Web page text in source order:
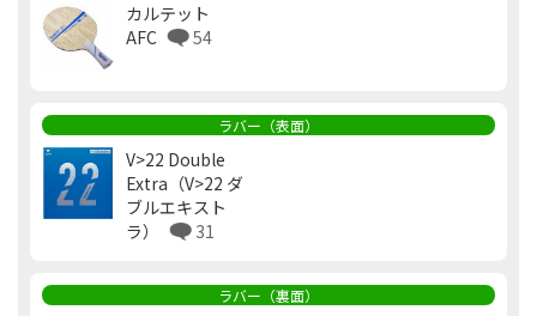
カルテット
AFC
54
ラバー（表面）
V>22 Double
Extra（V>22 ダ
ブルエキスト
ラ）
31
ラバー（裏面）